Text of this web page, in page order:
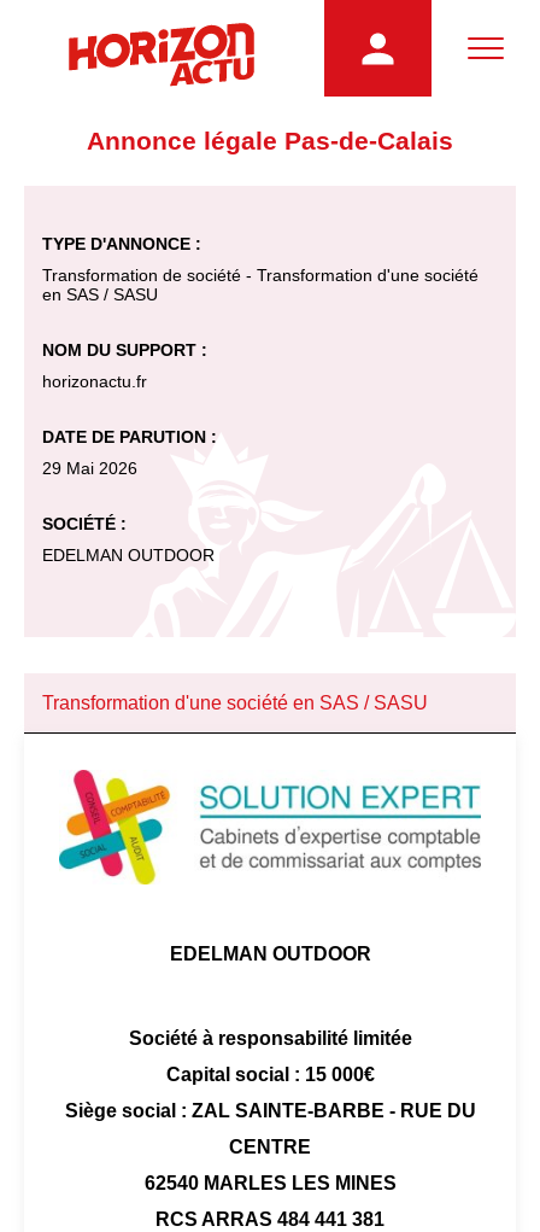
Annonce légale Pas-de-Calais
TYPE D'ANNONCE :
Transformation de société - Transformation d'une société
en SAS / SASU
NOM DU SUPPORT :
horizonactu.fr
DATE DE PARUTION :
29 Mai 2026
SOCIÉTÉ :
EDELMAN OUTDOOR
Transformation d'une société en SAS / SASU
EDELMAN OUTDOOR
Société à responsabilité limitée
Capital social : 15 000€
Siège social : ZAL SAINTE-BARBE - RUE DU
CENTRE
62540 MARLES LES MINES
RCS ARRAS 484 441 381